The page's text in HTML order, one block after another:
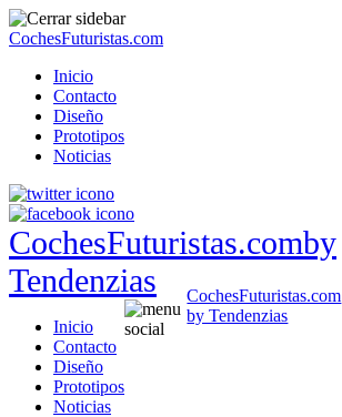
CochesFuturistas.com
Inicio
Contacto
Diseño
Prototipos
Noticias
CochesFuturistas.comby
Tendenzias
Inicio
Contacto
Diseño
Prototipos
Noticias
CochesFuturistas.com
by Tendenzias